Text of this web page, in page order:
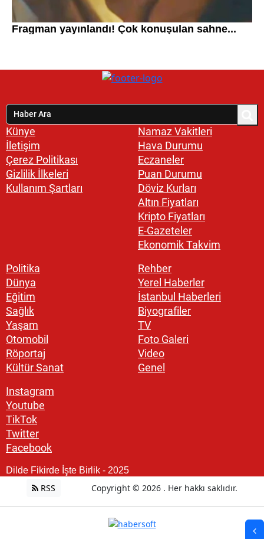
Künye
İletişim
Çerez Politikası
Gizlilik İlkeleri
Kullanım Şartları
Namaz Vakitleri
Hava Durumu
Eczaneler
Puan Durumu
Döviz Kurları
Altın Fiyatları
Kripto Fiyatları
E-Gazeteler
Ekonomik Takvim
Politika
Dünya
Eğitim
Sağlık
Yaşam
Otomobil
Röportaj
Kültür Sanat
Rehber
Yerel Haberler
İstanbul Haberleri
Biyografiler
TV
Foto Galeri
Video
Genel
Instagram
Youtube
TikTok
Twitter
Facebook
Dilde Fikirde İşte Birlik - 2025
RSS Copyright © 2026 . Her hakkı saklıdır.